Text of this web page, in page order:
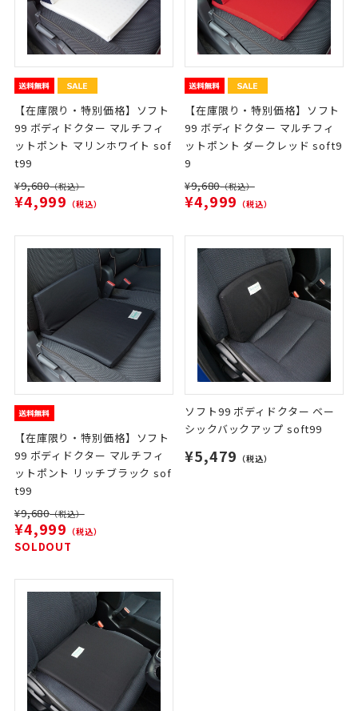
【在庫限り・特別価格】ソフト
99 ボディドクター マルチフィ
ットポント マリンホワイト sof
t99
¥9,680（税込）
¥4,999 （税込）
【在庫限り・特別価格】ソフト
99 ボディドクター マルチフィ
ットポント ダークレッド soft9
9
¥9,680（税込）
¥4,999 （税込）
【在庫限り・特別価格】ソフト
99 ボディドクター マルチフィ
ットポント リッチブラック sof
t99
¥9,680（税込）
¥4,999 （税込）
SOLDOUT
ソフト99 ボディドクター ベー
シックバックアップ soft99
¥5,479 （税込）